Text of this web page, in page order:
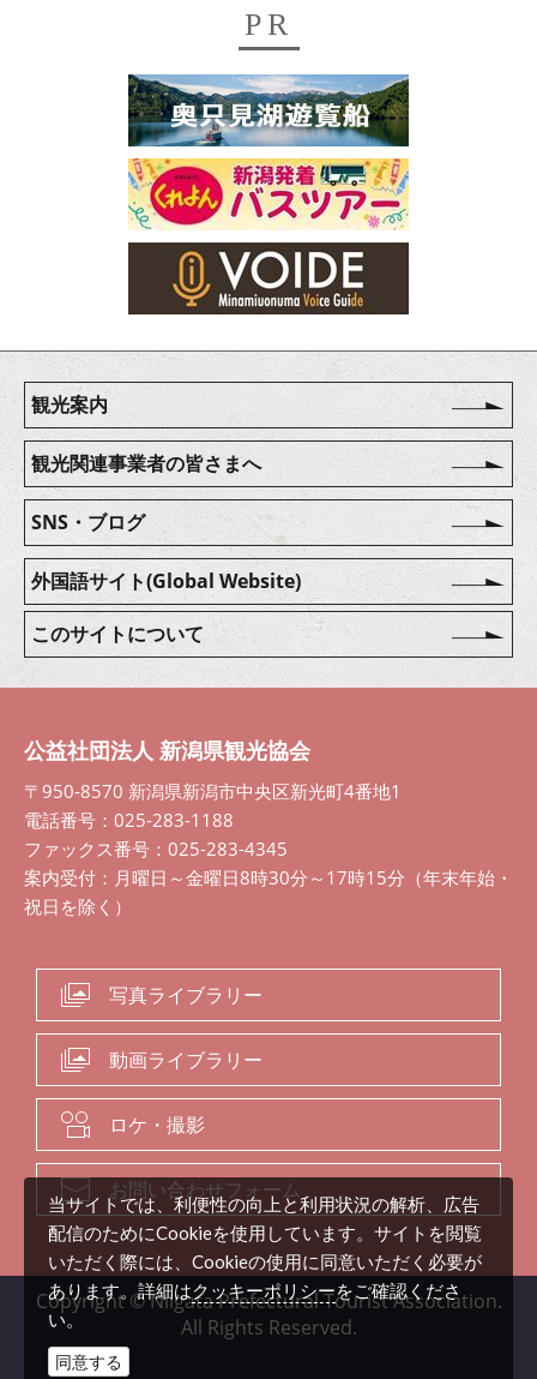
PR
観光案内
観光関連事業者の皆さまへ
SNS・ブログ
外国語サイト(Global Website)
このサイトについて
公益社団法人 新潟県観光協会
〒950-8570 新潟県新潟市中央区新光町4番地1
電話番号：025-283-1188
ファックス番号：025-283-4345
案内受付：月曜日～金曜日8時30分～17時15分（年末年始・
祝日を除く）
写真ライブラリー
動画ライブラリー
ロケ・撮影
お問い合わせフォーム
Copyright © Niigata Prefectural Tourist Association.
All Rights Reserved.
当サイトでは、利便性の向上と利用状況の解析、広告
配信のためにCookieを使用しています。サイトを閲覧
いただく際には、Cookieの使用に同意いただく必要が
あります。詳細はクッキーポリシーをご確認くださ
い。
同意する